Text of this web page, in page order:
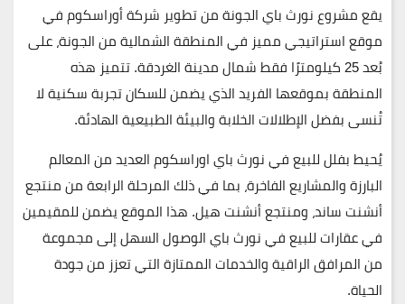
يقع مشروع نورث باي الجونة من تطوير شركة أوراسكوم في
موقع استراتيجي مميز في المنطقة الشمالية من الجونة، على
بُعد 25 كيلومترًا فقط شمال مدينة الغردقة. تتميز هذه
المنطقة بموقعها الفريد الذي يضمن للسكان تجربة سكنية لا
تُنسى بفضل الإطلالات الخلابة والبيئة الطبيعية الهادئة.
يُحيط بفلل للبيع في نورث باي اوراسكوم العديد من المعالم
البارزة والمشاريع الفاخرة، بما في ذلك المرحلة الرابعة من منتجع
أنشنت ساند، ومنتجع أنشنت هيل. هذا الموقع يضمن للمقيمين
في عقارات للبيع في نورث باي الوصول السهل إلى مجموعة
من المرافق الراقية والخدمات الممتازة التي تعزز من جودة
الحياة.